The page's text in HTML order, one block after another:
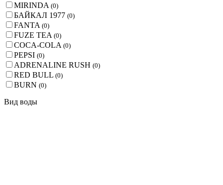
MIRINDA (0)
БАЙКАЛ 1977 (0)
FANTA (0)
FUZE TEA (0)
COCA-COLA (0)
PEPSI (0)
ADRENALINE RUSH (0)
RED BULL (0)
BURN (0)
Вид воды